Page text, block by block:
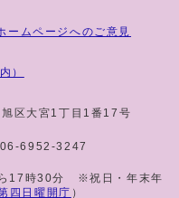
ームページへのご意見
）
区大宮1丁目1番17号
06-6952-3247
17時30分 ※祝日・年末年
四日曜開庁 ）